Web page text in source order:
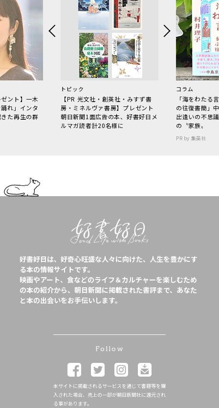
ント】一木
れ」インタ
た再生の群
トピック
【PR 光文社・創英社・みすず書
房・ミネルヴァ書房】プレゼント
朝日新聞1面広告の本、好書好日メ
ルマガ読者計20名様に
コラム
「海をわた
の往復書簡」
出逢いの不思
の〝家族〟
PR by 集英社
好書好日は、好奇心旺盛な人々に向けた、人生を豊かにす
る本の情報サイトです。
映画やアート、食などのライフ＆カルチャーを楽しむため
の本の紹介から、朝日新聞に掲載された書評まで、あなた
と本の出会いをお手伝いします。
Follow
本サイトに掲載されるサービスを通じて書籍等を購
入された場合、売上の一部が朝日新聞社に還元され
る事があります。